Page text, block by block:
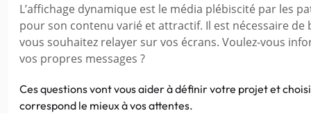
L’affichage dynamique est le média plébiscité par les
pour son contenu varié et attractif. Il est nécessaire de
vous souhaitez relayer sur vos écrans. Voulez-vous
vos propres messages ?
Ces questions vont vous aider à définir votre projet et
correspond le mieux à vos attentes.